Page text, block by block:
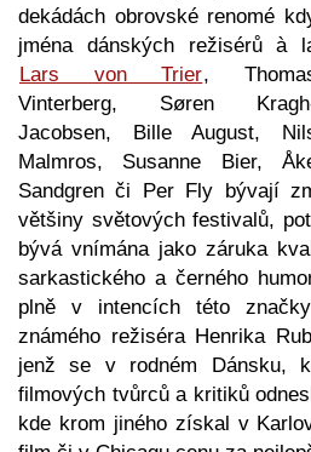
dekádách obrovské renomé
jména dánských režisérů à
Lars von Trier,
Vinterberg, Søren
Jacobsen, Bille August,
Malmros, Susanne Bier,
Sandgren či Per Fly bývají
většiny světových festivalů,
bývá vnímána jako záruka
sarkastického a černého
plně v intencích této
známého režiséra Henrika
jenž se v rodném Dánsku,
filmových tvůrců a kritiků
kde krom jiného získal v